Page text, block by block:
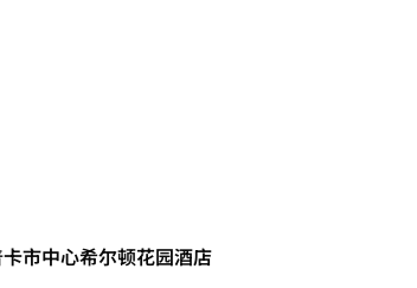
卡市中心希尔顿花园酒店